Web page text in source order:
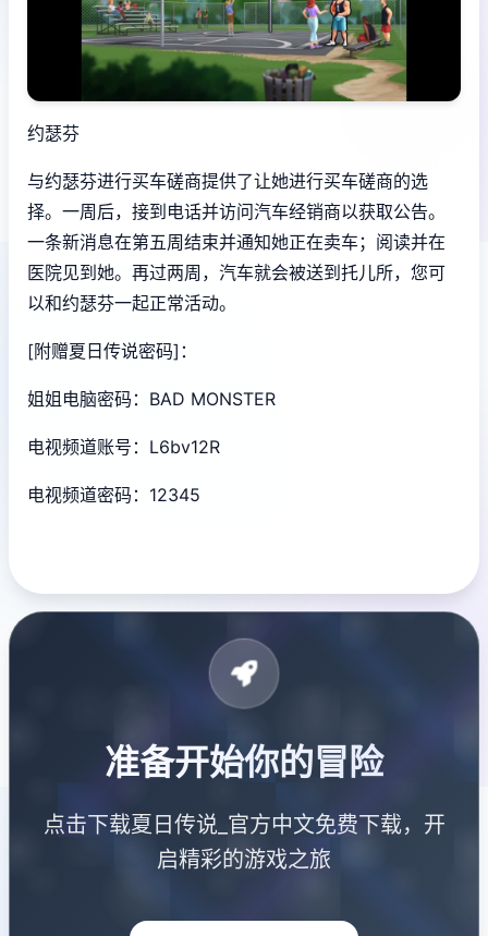
约瑟芬
与约瑟芬进行买车磋商提供了让她进行买车磋商的选
择。一周后，接到电话并访问汽车经销商以获取公告。
一条新消息在第五周结束并通知她正在卖车；阅读并在
医院见到她。再过两周，汽车就会被送到托儿所，您可
以和约瑟芬一起正常活动。
[附赠夏日传说密码]：
姐姐电脑密码：BAD MONSTER
电视频道账号：L6bv12R
电视频道密码：12345
准备开始你的冒险
点击下载夏日传说_官方中文免费下载，开
启精彩的游戏之旅